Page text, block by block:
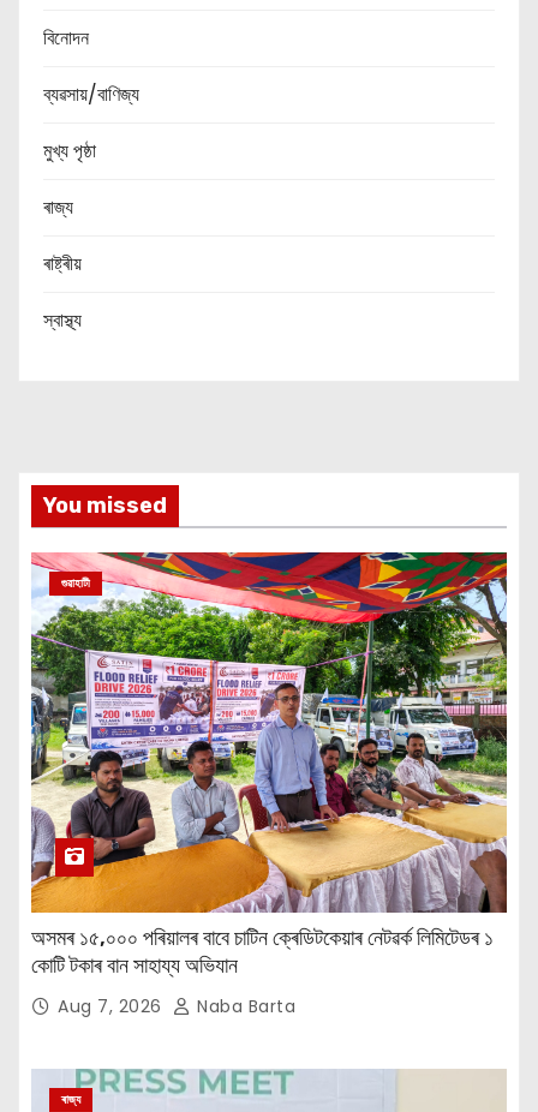
বিনোদন
ব্যৱসায়/বাণিজ্য
মুখ্য পৃষ্ঠা
ৰাজ্য
ৰাষ্ট্ৰীয়
স্বাস্থ্য
You missed
গুৱাহাটী
অসমৰ ১৫,০০০ পৰিয়ালৰ বাবে চাটিন ক্ৰেডিটকেয়াৰ নেটৱৰ্ক লিমিটেডৰ ১
কোটি টকাৰ বান সাহায্য অভিযান
Aug 7, 2026 Naba Barta
ৰাজ্য